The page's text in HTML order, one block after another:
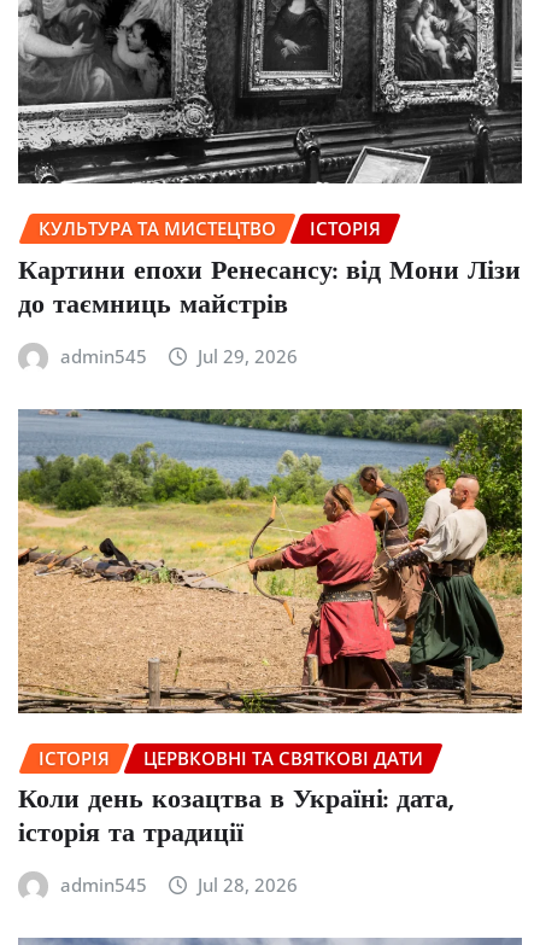
КУЛЬТУРА ТА МИСТЕЦТВО ІСТОРІЯ
Картини епохи Ренесансу: від Мони Лізи
до таємниць майстрів
admin545 Jul 29, 2026
ІСТОРІЯ ЦЕРВКОВНІ ТА СВЯТКОВІ ДАТИ
Коли день козацтва в Україні: дата,
історія та традиції
admin545 Jul 28, 2026